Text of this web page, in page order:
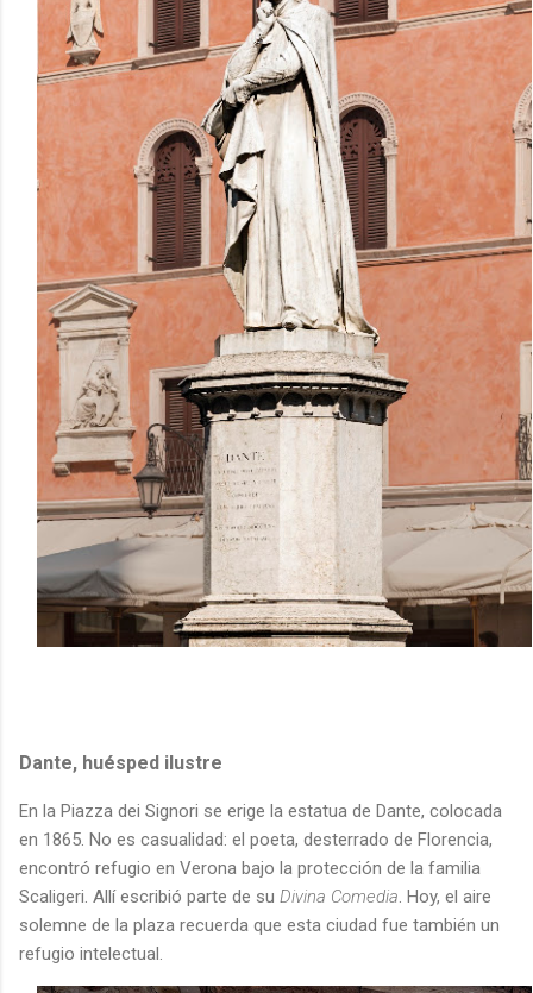
Dante, huésped ilustre
En la Piazza dei Signori se erige la estatua de Dante, colocada
en 1865. No es casualidad: el poeta, desterrado de Florencia,
encontró refugio en Verona bajo la protección de la familia
Scaligeri. Allí escribió parte de su Divina Comedia. Hoy, el aire
solemne de la plaza recuerda que esta ciudad fue también un
refugio intelectual.